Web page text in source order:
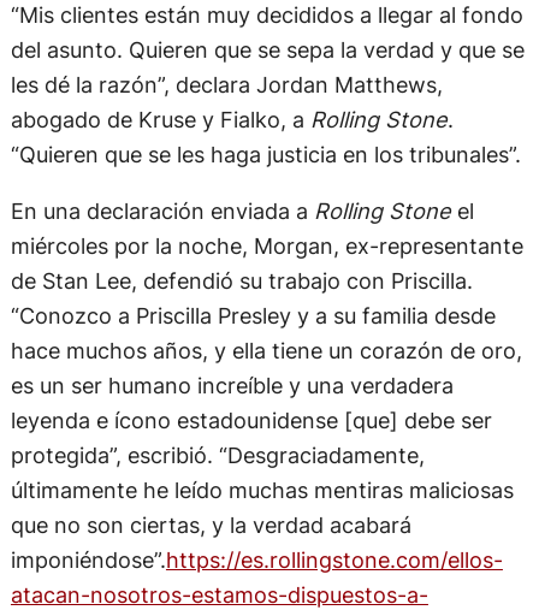
“Mis clientes están muy decididos a llegar al fondo
del asunto. Quieren que se sepa la verdad y que se
les dé la razón”, declara Jordan Matthews,
abogado de Kruse y Fialko, a Rolling Stone.
“Quieren que se les haga justicia en los tribunales”.
En una declaración enviada a Rolling Stoneel
miércoles por la noche, Morgan, ex-representante
de Stan Lee, defendió su trabajo con Priscilla.
“Conozco a Priscilla Presley y a su familia desde
hace muchos años, y ella tiene un corazón de oro,
es un ser humano increíble y una verdadera
leyenda e ícono estadounidense [que] debe ser
protegida”, escribió. “Desgraciadamente,
últimamente he leído muchas mentiras maliciosas
que no son ciertas, y la verdad acabará
imponiéndose”.https://es.rollingstone.com/ellos-
atacan-nosotros-estamos-dispuestos-a-